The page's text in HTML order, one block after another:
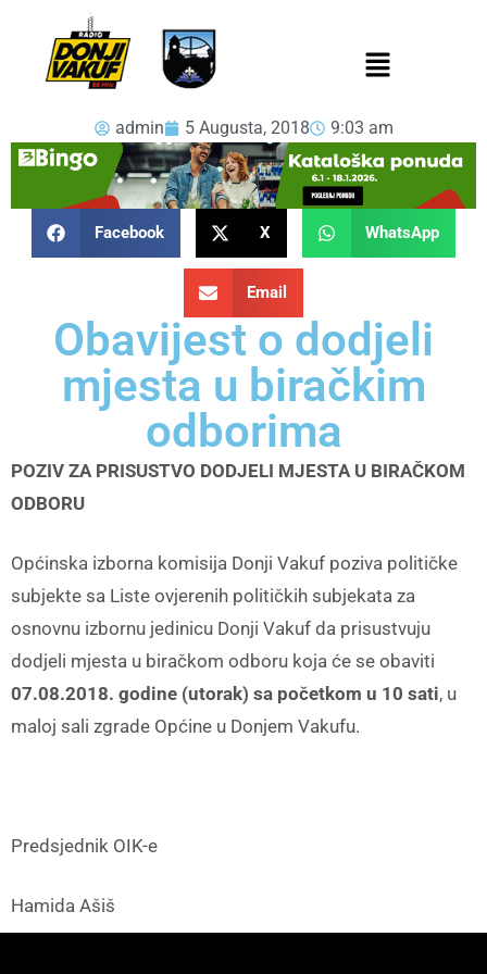
admin 5 Augusta, 2018 9:03 am
Facebook X WhatsApp
Email
Obavijest o dodjeli
mjesta u biračkim
odborima
POZIV ZA PRISUSTVO DODJELI MJESTA U BIRAČKOM
ODBORU
Općinska izborna komisija Donji Vakuf poziva političke
subjekte sa Liste ovjerenih političkih subjekata za
osnovnu izbornu jedinicu Donji Vakuf da prisustvuju
dodjeli mjesta u biračkom odboru koja će se obaviti
07.08.2018. godine (utorak) sa početkom u 10 sati, u
maloj sali zgrade Općine u Donjem Vakufu.
Predsjednik OIK-e
Hamida Ašiš